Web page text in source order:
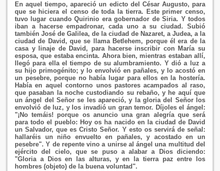
En aquel tiempo, apareció un edicto del César Augusto, para
que se hiciera el censo de toda la tierra. Este primer censo,
tuvo lugar cuando Quirinio era gobernador de Siria. Y todos
iban a hacerse empadronar, cada uno a su ciudad. Subió
también José de Galilea, de la ciudad de Nazaret, a Judea, a la
ciudad de David, que se llama Betlehem, porque él era de la
casa y linaje de David, para hacerse inscribir con María su
esposa, que estaba encinta. Ahora bien, mientras estaban allí,
llegó para ella el tiempo de su alumbramiento. Y dió a luz a
su hijo primogénito; y lo envolvió en pañales, y lo acostó en
un pesebre, porque no había lugar para ellos en la hostería.
Había en aquel contorno unos pastores acampados al raso,
que pasaban la noche custodiando su rebaño, y he aquí que
un ángel del Señor se les apareció, y la gloria del Señor los
envolvió de luz, y los invadió un gran temor. Díjoles el ángel:
"¡No temáis! porque os anuncio una gran alegría que será
para todo el pueblo: Hoy os ha nacido en la ciudad de David
un Salvador, que es Cristo Señor. Y esto os servirá de señal:
hallaréis un niño envuelto en pañales, y acostado en un
pesebre". Y de repente vino a unirse al ángel una multitud del
ejército del cielo, que se puso a alabar a Dios diciendo:
"Gloria a Dios en las alturas, y en la tierra paz entre los
hombres (objeto) de la buena voluntad".